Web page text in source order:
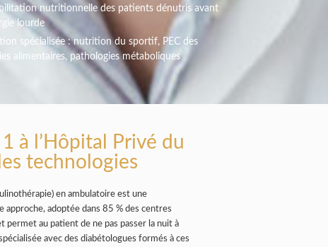
nutritionnelle des patients dénutris avant
lourde
spécialisée : nutrition du sportif, PEC des
alimentaires, pathologies métaboliques
à l’Hôpital Privé du
technologies
en ambulatoire est une
adoptée dans 85 % des centres
au patient de ne pas passer la nuit à
avec des diabétologues formés à ces